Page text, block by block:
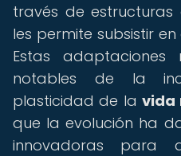
través de estructuras
les permite subsistir
Estas adaptaciones
notables de la
plasticidad de la vida
que la evolución ha
innovadoras para